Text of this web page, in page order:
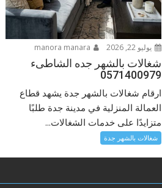
يوليو 22, 2026
شغالات بالشهر جده الشاطىء
0571400979
ارقام شغالات بالشهر جدة يشهد قطاع
العمالة المنزلية في مدينة جدة طلبًا
متزايدًا على خدمات الشغالات...
شغالات بالشهر جدة